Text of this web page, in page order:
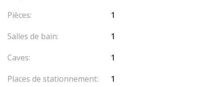
Pièces:
1
Salles de bain:
1
Caves:
1
Places de stationnement:
1